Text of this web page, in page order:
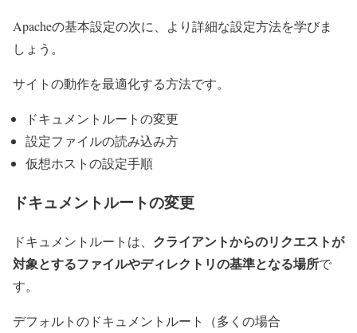
Apacheの基本設定の次に、より詳細な設定方法を学びま
しょう。
サイトの動作を最適化する方法です。
ドキュメントルートの変更
設定ファイルの読み込み方
仮想ホストの設定手順
ドキュメントルートの変更
ドキュメントルートは、 クライアントからのリクエストが
対象とするファイルやディレクトリの基準となる場所で
す。
デフォルトのドキュメントルート（多くの場合